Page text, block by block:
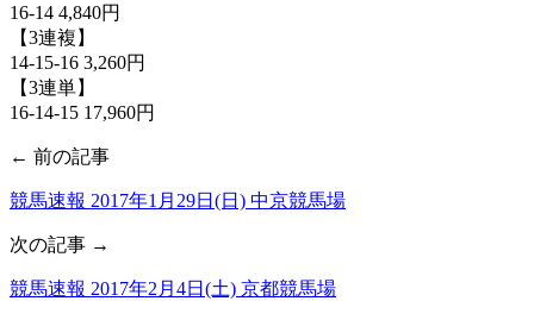
16-14 4,840円
【3連複】
14-15-16 3,260円
【3連単】
16-14-15 17,960円
← 前の記事
競馬速報 2017年1月29日(日) 中京競馬場
次の記事 →
競馬速報 2017年2月4日(土) 京都競馬場